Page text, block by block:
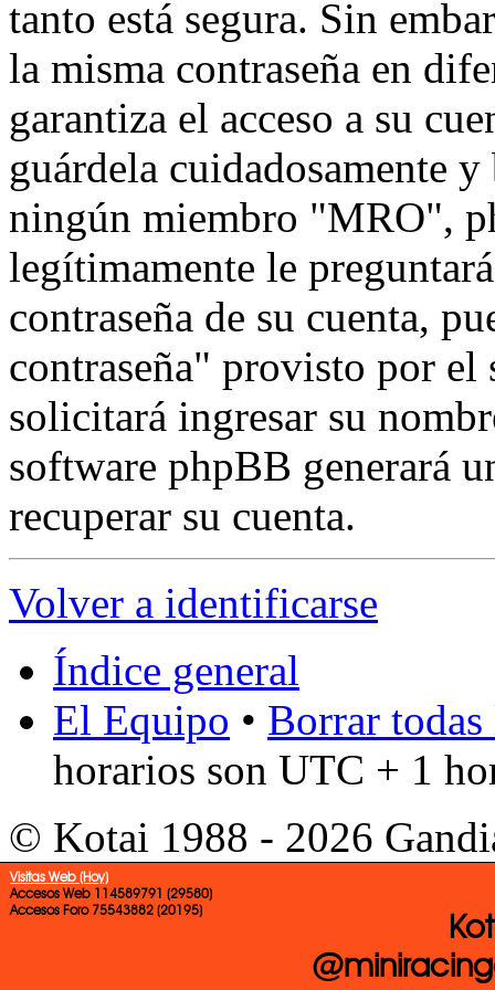
tanto está segura. Sin
la misma contraseña en
garantiza el acceso a su
guárdela cuidadosamente
ningún miembro "MRO",
legítimamente le
contraseña de su cuenta,
contraseña" provisto por
solicitará ingresar su
software phpBB generará
recuperar su cuenta.
Volver a identificarse
Índice general
El Equipo • Borrar
horarios son UTC + 1
© Kotai 1988 - 2026
Visitas Web (Hoy)
Accesos Web 114589791 (29580)
Accesos Foro 75543882 (20195)